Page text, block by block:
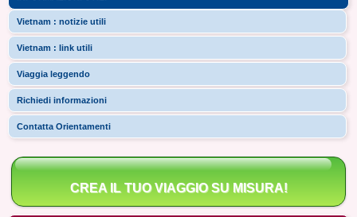
Vietnam : notizie utili
Vietnam : link utili
Viaggia leggendo
Richiedi informazioni
Contatta Orientamenti
CREA IL TUO VIAGGIO SU MISURA!